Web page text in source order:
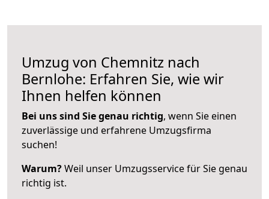
Umzug von Chemnitz nach
Bernlohe: Erfahren Sie, wie wir
Ihnen helfen können
Bei uns sind Sie genau richtig, wenn Sie einen
zuverlässige und erfahrene Umzugsfirma
suchen!
Warum?Weil unser Umzugsservice für Sie genau
richtig ist.